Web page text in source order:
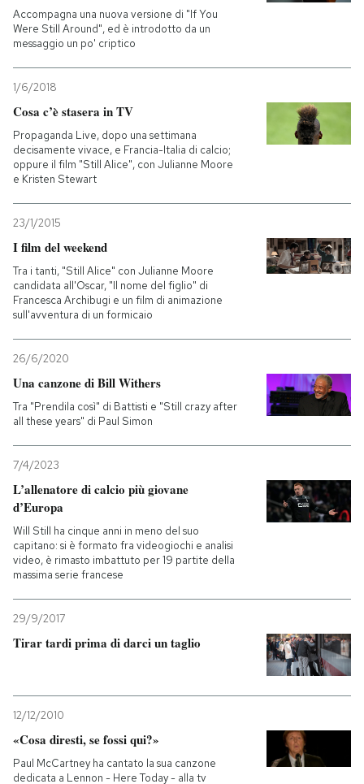
Accompagna una nuova versione di "If You
Were Still Around", ed è introdotto da un
messaggio un po' criptico
1/6/2018
Cosa c’è stasera in TV
Propaganda Live, dopo una settimana
decisamente vivace, e Francia-Italia di calcio;
oppure il film "Still Alice", con Julianne Moore
e Kristen Stewart
23/1/2015
I film del weekend
Tra i tanti, "Still Alice" con Julianne Moore
candidata all'Oscar, "Il nome del figlio" di
Francesca Archibugi e un film di animazione
sull'avventura di un formicaio
26/6/2020
Una canzone di Bill Withers
Tra "Prendila così" di Battisti e "Still crazy after
all these years" di Paul Simon
7/4/2023
L’allenatore di calcio più giovane
d’Europa
Will Still ha cinque anni in meno del suo
capitano: si è formato fra videogiochi e analisi
video, è rimasto imbattuto per 19 partite della
massima serie francese
29/9/2017
Tirar tardi prima di darci un taglio
12/12/2010
«Cosa diresti, se fossi qui?»
Paul McCartney ha cantato la sua canzone
dedicata a Lennon - Here Today - alla tv